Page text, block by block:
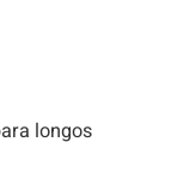
longos